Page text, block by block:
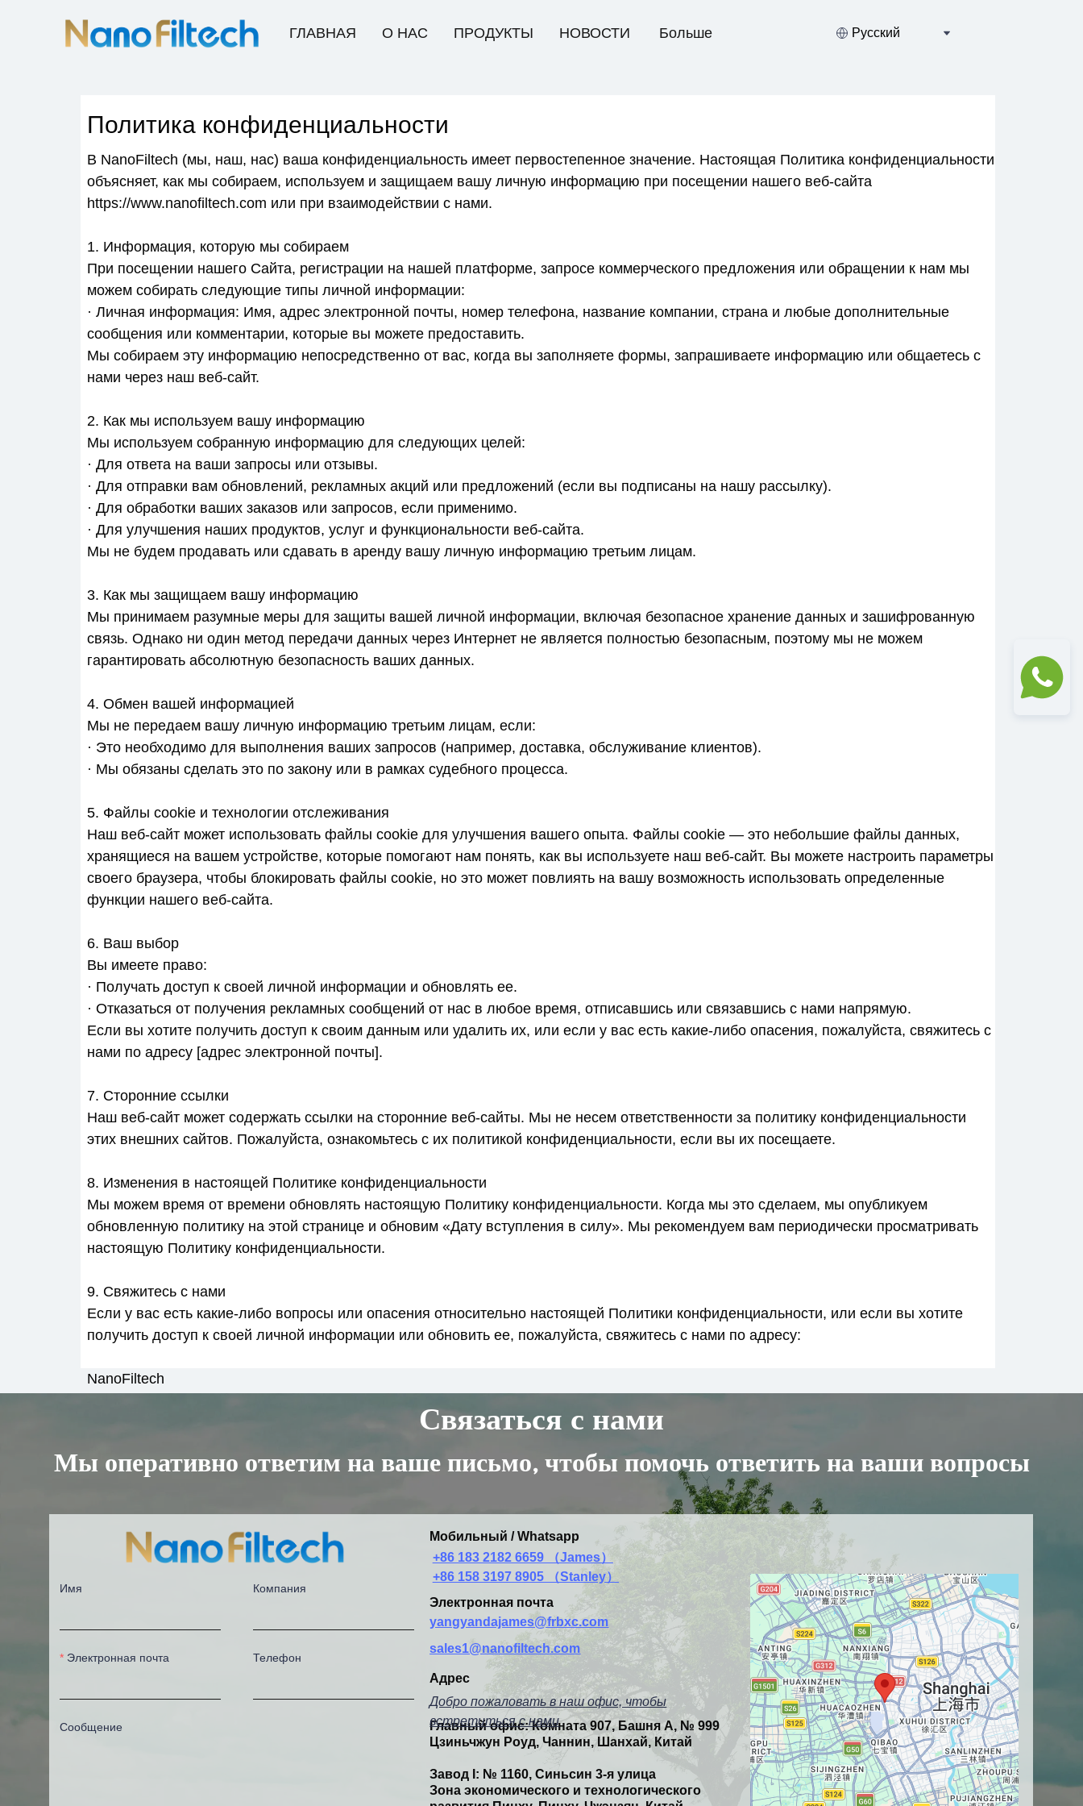
ГЛАВНАЯ О НАС ПРОДУКТЫ НОВОСТИ Больше Русский
Политика конфиденциальности
В NanoFiltech (мы, наш, нас) ваша конфиденциальность имеет первостепенное значение. Настоящая Политика конфиденциальности
объясняет, как мы собираем, используем и защищаем вашу личную информацию при посещении нашего веб-сайта
https://www.nanofiltech.com или при взаимодействии с нами.
1. Информация, которую мы собираем
При посещении нашего Сайта, регистрации на нашей платформе, запросе коммерческого предложения или обращении к нам мы
можем собирать следующие типы личной информации:
· Личная информация: Имя, адрес электронной почты, номер телефона, название компании, страна и любые дополнительные
сообщения или комментарии, которые вы можете предоставить.
Мы собираем эту информацию непосредственно от вас, когда вы заполняете формы, запрашиваете информацию или общаетесь с
нами через наш веб-сайт.
2. Как мы используем вашу информацию
Мы используем собранную информацию для следующих целей:
· Для ответа на ваши запросы или отзывы.
· Для отправки вам обновлений, рекламных акций или предложений (если вы подписаны на нашу рассылку).
· Для обработки ваших заказов или запросов, если применимо.
· Для улучшения наших продуктов, услуг и функциональности веб-сайта.
Мы не будем продавать или сдавать в аренду вашу личную информацию третьим лицам.
3. Как мы защищаем вашу информацию
Мы принимаем разумные меры для защиты вашей личной информации, включая безопасное хранение данных и зашифрованную
связь. Однако ни один метод передачи данных через Интернет не является полностью безопасным, поэтому мы не можем
гарантировать абсолютную безопасность ваших данных.
4. Обмен вашей информацией
Мы не передаем вашу личную информацию третьим лицам, если:
· Это необходимо для выполнения ваших запросов (например, доставка, обслуживание клиентов).
· Мы обязаны сделать это по закону или в рамках судебного процесса.
5. Файлы cookie и технологии отслеживания
Наш веб-сайт может использовать файлы cookie для улучшения вашего опыта. Файлы cookie — это небольшие файлы данных,
хранящиеся на вашем устройстве, которые помогают нам понять, как вы используете наш веб-сайт. Вы можете настроить параметры
своего браузера, чтобы блокировать файлы cookie, но это может повлиять на вашу возможность использовать определенные
функции нашего веб-сайта.
6. Ваш выбор
Вы имеете право:
· Получать доступ к своей личной информации и обновлять ее.
· Отказаться от получения рекламных сообщений от нас в любое время, отписавшись или связавшись с нами напрямую.
Если вы хотите получить доступ к своим данным или удалить их, или если у вас есть какие-либо опасения, пожалуйста, свяжитесь с
нами по адресу [адрес электронной почты].
7. Сторонние ссылки
Наш веб-сайт может содержать ссылки на сторонние веб-сайты. Мы не несем ответственности за политику конфиденциальности
этих внешних сайтов. Пожалуйста, ознакомьтесь с их политикой конфиденциальности, если вы их посещаете.
8. Изменения в настоящей Политике конфиденциальности
Мы можем время от времени обновлять настоящую Политику конфиденциальности. Когда мы это сделаем, мы опубликуем
обновленную политику на этой странице и обновим «Дату вступления в силу». Мы рекомендуем вам периодически просматривать
настоящую Политику конфиденциальности.
9. Свяжитесь с нами
Если у вас есть какие-либо вопросы или опасения относительно настоящей Политики конфиденциальности, или если вы хотите
получить доступ к своей личной информации или обновить ее, пожалуйста, свяжитесь с нами по адресу:
NanoFiltech
+86 158 3197 8905 （Stanley）
sales1@nanofiltech.com
Главный офис: Комната 907, Башня А, № 999
Цзиньчжун Роуд, Чаннин, Шанхай, Китай
Завод I: № 1160, Синьсин 3-я улица
Зона экономического и технологического
Мы оперативно ответим на ваше письмо, чтобы помочь ответить на ваши вопросы
Адрес
Мобильный / Whatsapp
Электронная почта
Имя Компания
Электронная почта Телефон
Сообщение
Добро пожаловать в наш офис, чтобы
встретиться с нами
Связаться с нами
+86 183 2182 6659 （James）
yangyandajames@frbxc.com